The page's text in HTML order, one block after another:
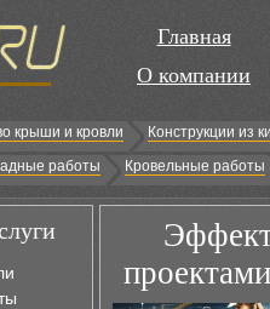
Главная
О компании
крыши и кровли
Конструкции из
работы Кровельные работы